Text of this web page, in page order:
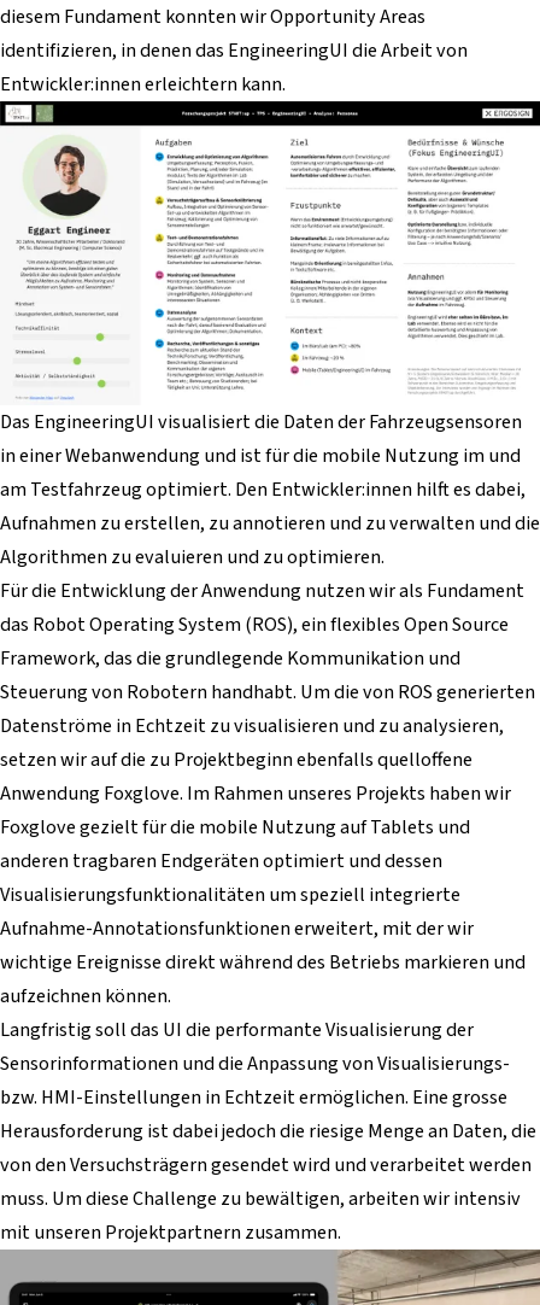
diesem Fundament konnten wir Opportunity Areas
identifizieren, in denen das EngineeringUI die Arbeit von
Entwickler:innen erleichtern kann.
Das EngineeringUI visualisiert die Daten der Fahrzeugsensoren
in einer Webanwendung und ist für die mobile Nutzung im und
am Testfahrzeug optimiert. Den Entwickler:innen hilft es dabei,
Aufnahmen zu erstellen, zu annotieren und zu verwalten und die
Algorithmen zu evaluieren und zu optimieren.
Für die Entwicklung der Anwendung nutzen wir als Fundament
das Robot Operating System (ROS), ein flexibles Open Source
Framework, das die grundlegende Kommunikation und
Steuerung von Robotern handhabt. Um die von ROS generierten
Datenströme in Echtzeit zu visualisieren und zu analysieren,
setzen wir auf die zu Projektbeginn ebenfalls quelloffene
Anwendung Foxglove. Im Rahmen unseres Projekts haben wir
Foxglove gezielt für die mobile Nutzung auf Tablets und
anderen tragbaren Endgeräten optimiert und dessen
Visualisierungsfunktionalitäten um speziell integrierte
Aufnahme-Annotationsfunktionen erweitert, mit der wir
wichtige Ereignisse direkt während des Betriebs markieren und
aufzeichnen können.
Langfristig soll das UI die performante Visualisierung der
Sensorinformationen und die Anpassung von Visualisierungs-
bzw. HMI-Einstellungen in Echtzeit ermöglichen. Eine grosse
Herausforderung ist dabei jedoch die riesige Menge an Daten, die
von den Versuchsträgern gesendet wird und verarbeitet werden
muss. Um diese Challenge zu bewältigen, arbeiten wir intensiv
mit unseren Projektpartnern zusammen.